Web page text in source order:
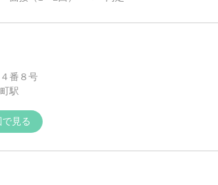
番８号
駅
見る